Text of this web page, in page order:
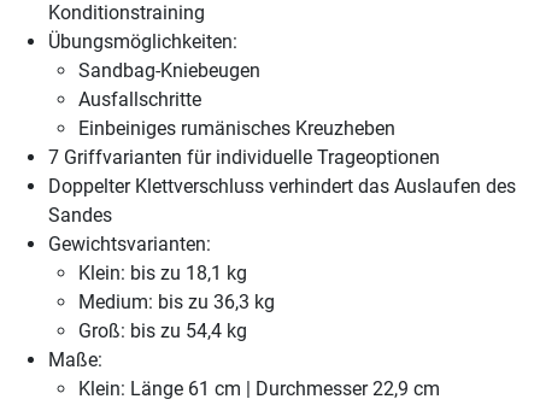
Konditionstraining
Übungsmöglichkeiten:
Sandbag-Kniebeugen
Ausfallschritte
Einbeiniges rumänisches Kreuzheben
7 Griffvarianten für individuelle Trageoptionen
Doppelter Klettverschluss verhindert das Auslaufen des
Sandes
Gewichtsvarianten:
Klein: bis zu 18,1 kg
Medium: bis zu 36,3 kg
Groß: bis zu 54,4 kg
Maße:
Klein: Länge 61 cm | Durchmesser 22,9 cm